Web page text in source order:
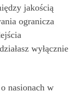
jakością
ogranicza
wyłącznie
nasionach w